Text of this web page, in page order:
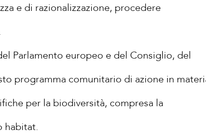
e di razionalizzazione, procedere
Parlamento europeo e del Consiglio, del
programma comunitario di azione in
per la biodiversità, compresa la
habitat.